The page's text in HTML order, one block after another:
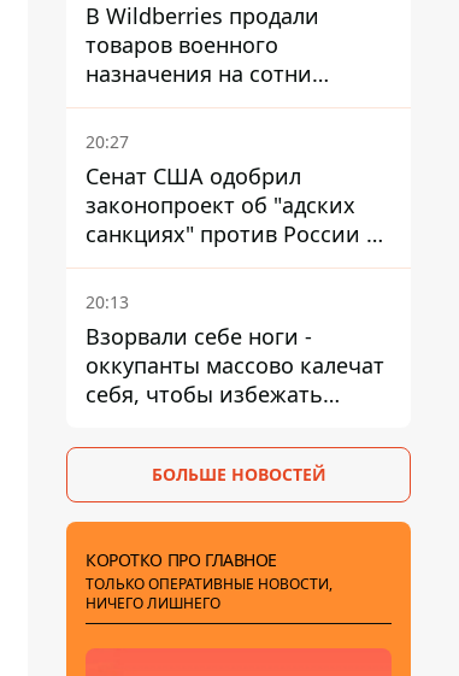
В Wildberries продали
товаров военного
назначения на сотни
миллионов, но удары ВСУ
изменили ситуацию
20:27
Сенат США одобрил
законопроект об "адских
санкциях" против России и
Ирана
20:13
Взорвали себе ноги -
оккупанты массово калечат
себя, чтобы избежать
БОЛЬШЕ НОВОСТЕЙ
КОРОТКО ПРО ГЛАВНОЕ
ТОЛЬКО ОПЕРАТИВНЫЕ НОВОСТИ,
НИЧЕГО ЛИШНЕГО